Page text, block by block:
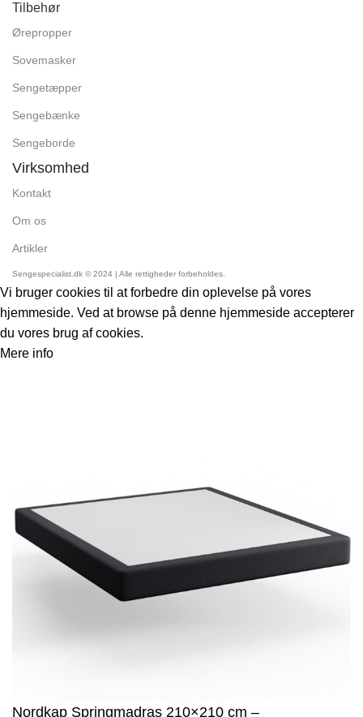
Tilbehør
Ørepropper
Sovemasker
Sengetæpper
Sengebænke
Sengeborde
Virksomhed
Kontakt
Om os
Artikler
Sengespecialist.dk © 2024 | Alle rettigheder forbeholdes.
Vi bruger cookies til at forbedre din oplevelse på vores
hjemmeside. Ved at browse på denne hjemmeside accepterer
du vores brug af cookies.
Mere info
Nordkap Springmadras 210×210 cm –